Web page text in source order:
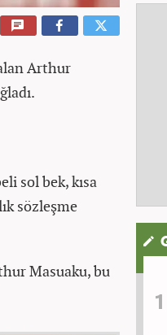
Arthur
sol bek, kısa
sözleşme
Masuaku, bu